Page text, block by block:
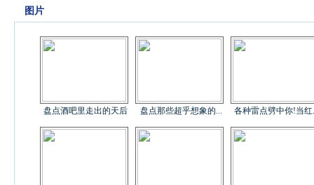
图片
盘点酒吧里走出的天后 盘点那些超乎想象的... 各种雷点劈中你!当红